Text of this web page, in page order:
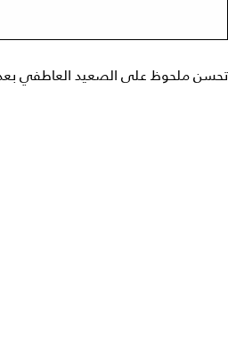
تحسن ملحوظ على الصعيد العاطفي